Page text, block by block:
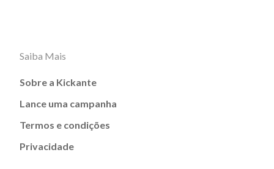
Saiba Mais
Sobre a Kickante
Lance uma campanha
Termos e condições
Privacidade